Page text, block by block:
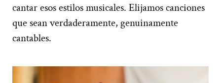
cantar esos estilos musicales. Elijamos canciones
que sean verdaderamente, genuinamente
cantables.